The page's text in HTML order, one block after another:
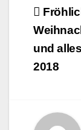
und
2018